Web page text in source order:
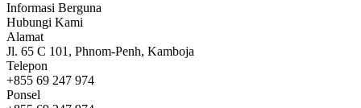
Informasi Berguna
Hubungi Kami
Alamat
Jl. 65 C 101, Phnom-Penh, Kamboja
Telepon
+855 69 247 974
Ponsel